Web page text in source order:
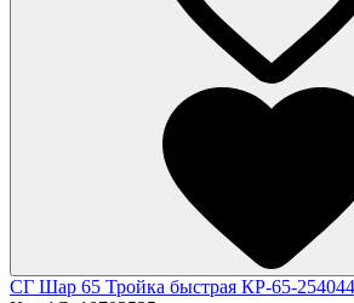
СГ Шар 65 Тройка быстрая КР-65-